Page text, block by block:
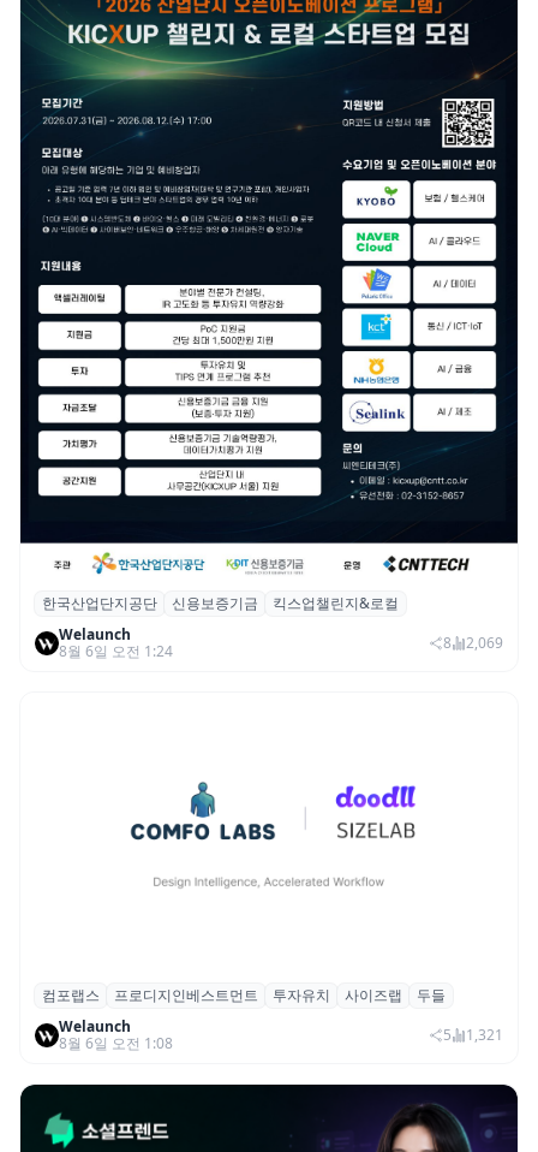
산단공·신보, 2026 ‘킥스업 챌린지&로컬’ 참
여 스타트업 모집
한국산업단지공단 신용보증기금
킥스업챌린지&로컬
Welaunch
8월 6일 오전 1:24
8 2,069
컴포랩스, 프로디지인베스트먼트로부터 시
드 투자 유치
컴포랩스 프로디지인베스트먼트 투자유치 사이즈랩
두들
Welaunch
8월 6일 오전 1:08
5 1,321